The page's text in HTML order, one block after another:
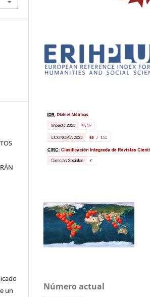
un
Número actual